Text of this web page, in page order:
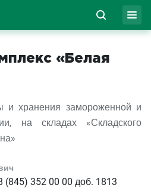
«Белая
и хранения замороженной и
на складах «Складского
(845) 352 00 00 доб. 1813